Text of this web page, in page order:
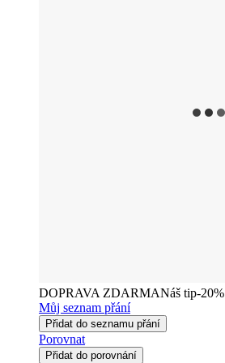
DOPRAVA ZDARMANáš tip-20%
Můj seznam přání
Přidat do seznamu přání
Porovnat
Přidat do porovnání